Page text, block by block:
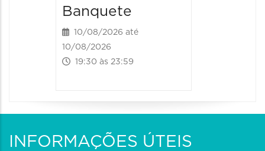
Banquete
10/08/2026 até
10/08/2026
19:30 às 23:59
INFORMAÇÕES ÚTEIS